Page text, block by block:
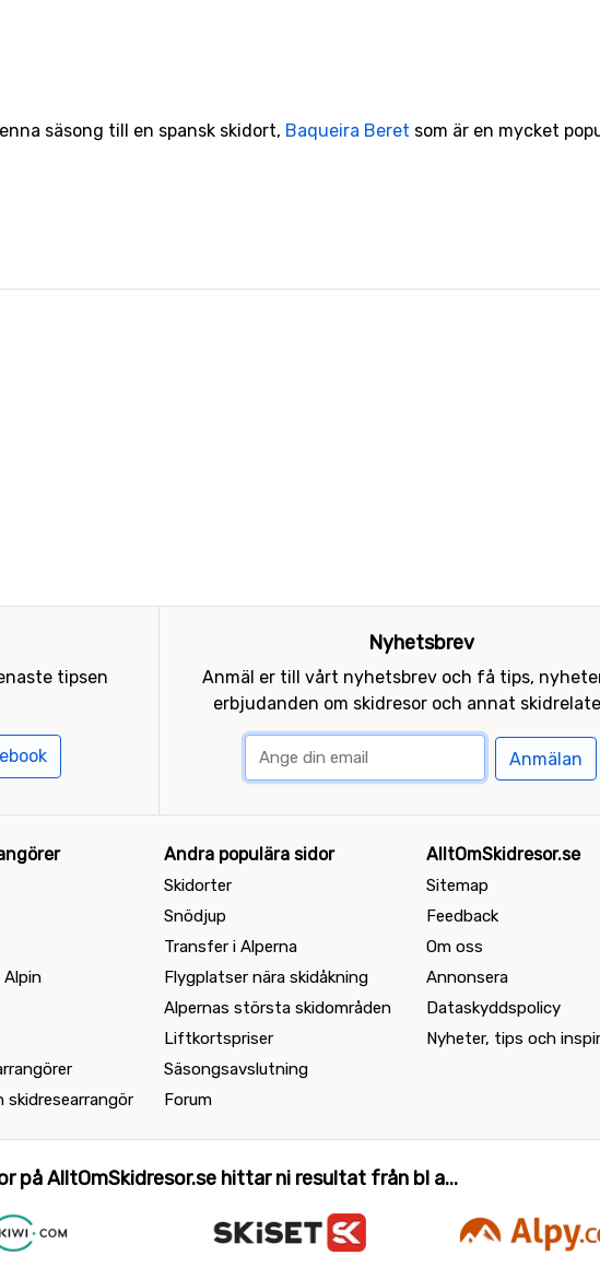
säsong till en spansk skidort, Baqueira Beret som är en mycket
tipsen
Nyhetsbrev
Anmäl er till vårt nyhetsbrev och få tips,
erbjudanden om skidresor och annat
Anmälan
Alpin
Andra populära sidor
Skidorter
Snödjup
Transfer i Alperna
Flygplatser nära skidåkning
Alpernas största skidområden
Liftkortspriser
Säsongsavslutning
Forum
AlltOmSkidresor.se
Sitemap
Feedback
Om oss
Annonsera
Dataskyddspolicy
Nyheter, tips och
på AlltOmSkidresor.se hittar ni resultat från bl a...